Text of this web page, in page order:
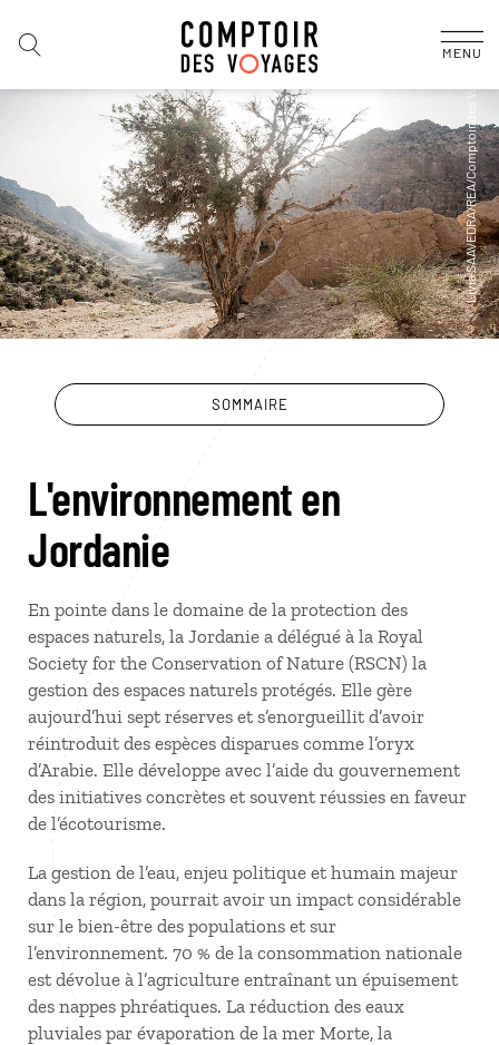
MENU
SOMMAIRE
L'environnement en
Jordanie
En pointe dans le domaine de la protection des
espaces naturels, la Jordanie a délégué à la Royal
Society for the Conservation of Nature (RSCN) la
gestion des espaces naturels protégés. Elle gère
aujourd’hui sept réserves et s’enorgueillit d’avoir
réintroduit des espèces disparues comme l’oryx
d’Arabie. Elle développe avec l’aide du gouvernement
des initiatives concrètes et souvent réussies en faveur
de l’écotourisme.
La gestion de l’eau, enjeu politique et humain majeur
dans la région, pourrait avoir un impact considérable
sur le bien-être des populations et sur
l’environnement. 70 % de la consommation nationale
est dévolue à l’agriculture entraînant un épuisement
des nappes phréatiques. La réduction des eaux
pluviales par évaporation de la mer Morte, la